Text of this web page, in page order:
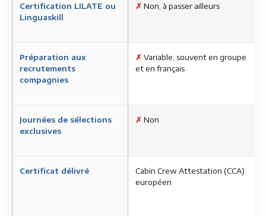
Certification LILATE ou
Linguaskill
✗ Non, à passer ailleurs
Préparation aux
recrutements
compagnies
✗ Variable, souvent en groupe
et en français
Journées de sélections
exclusives
✗ Non
Certificat délivré
Cabin Crew Attestation (CCA)
européen